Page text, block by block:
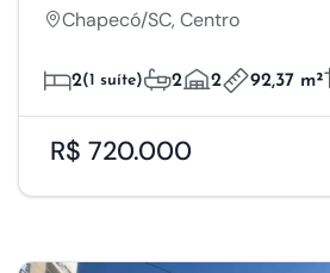
Chapecó/SC, Centro
2(1 suíte) 2 2 92,37 m²
R$ 720.000